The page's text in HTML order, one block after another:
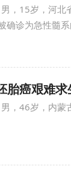
，15岁，河北
确诊为急性髓系
胎癌艰难求
，46岁，内蒙